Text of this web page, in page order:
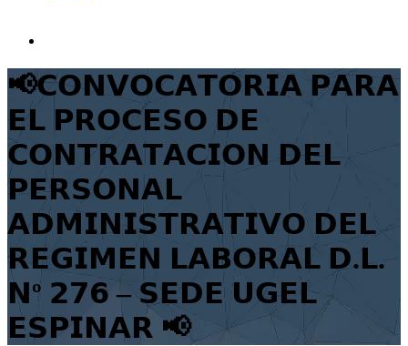
📢𝗖𝗢𝗡𝗩𝗢𝗖𝗔𝗧𝗢𝗥𝗜𝗔 𝗣𝗔𝗥𝗔
𝗘𝗟 𝗣𝗥𝗢𝗖𝗘𝗦𝗢 𝗗𝗘
𝗖𝗢𝗡𝗧𝗥𝗔𝗧𝗔𝗖𝗜𝗢𝗡 𝗗𝗘𝗟
𝗣𝗘𝗥𝗦𝗢𝗡𝗔𝗟
𝗔𝗗𝗠𝗜𝗡𝗜𝗦𝗧𝗥𝗔𝗧𝗜𝗩𝗢 𝗗𝗘𝗟
𝗥𝗘𝗚𝗜𝗠𝗘𝗡 𝗟𝗔𝗕𝗢𝗥𝗔𝗟 𝗗.𝗟.
𝗡º 𝟮𝟳𝟲 – 𝗦𝗘𝗗𝗘 𝗨𝗚𝗘𝗟
𝗘𝗦𝗣𝗜𝗡𝗔𝗥 📢